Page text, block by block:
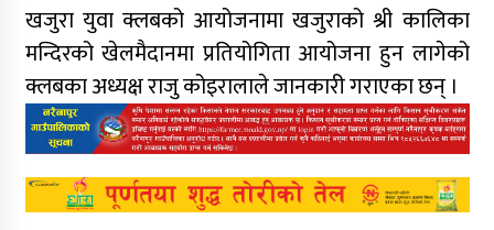
खजुरा युवा क्लबको आयोजनामा खजुराको श्री कालिका
मन्दिरको खेलमैदानमा प्रतियोगिता आयोजना हुन लागेको
क्लबका अध्यक्ष राजु कोइरालाले जानकारी गराएका छन् ।